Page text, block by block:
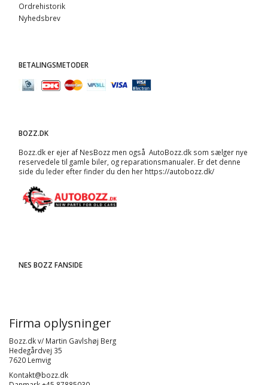
Ordrehistorik
Nyhedsbrev
BETALINGSMETODER
BOZZ.DK
Bozz.dk er ejer af NesBozz men også AutoBozz.dk som sælger nye
reservedele til gamle biler, og reparationsmanualer. Er det denne
side du leder efter finder du den her https://autobozz.dk/
NES BOZZ FANSIDE
Firma oplysninger
Bozz.dk v/ Martin Gavlshøj Berg
Hedegårdvej 35
7620 Lemvig
Kontakt@bozz.dk